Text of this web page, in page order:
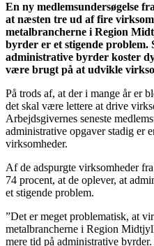
En ny medlemsundersøgelse
at næsten tre ud af fire
metalbrancherne i Region
byrder er et stigende problem.
administrative byrder koster
være brugt på at udvikle
På trods af, at der i mange år er
det skal være lettere at drive
Arbejdsgivernes seneste
administrative opgaver stadig er
virksomheder.
Af de adspurgte virksomheder
74 procent, at de oplever, at
et stigende problem.
”Det er meget problematisk, at
metalbrancherne i Region
mere tid på administrative